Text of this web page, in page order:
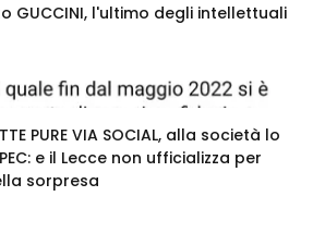
GUCCINI, l'ultimo degli intellettuali
PURE VIA SOCIAL, alla società lo
e il Lecce non ufficializza per
sorpresa